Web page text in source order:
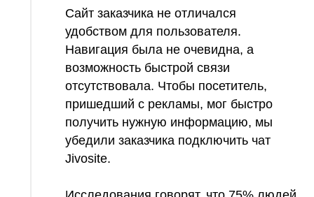
Сайт заказчика не отличался
удобством для пользователя.
Навигация была не очевидна, а
возможность быстрой связи
отсутствовала. Чтобы посетитель,
пришедший с рекламы, мог быстро
получить нужную информацию, мы
убедили заказчика подключить чат
Jivosite.